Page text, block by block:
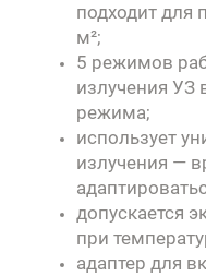
подходит
м²;
5 режимов
излучения УЗ
режима;
использует
излучения —
допускается
при
адаптер для